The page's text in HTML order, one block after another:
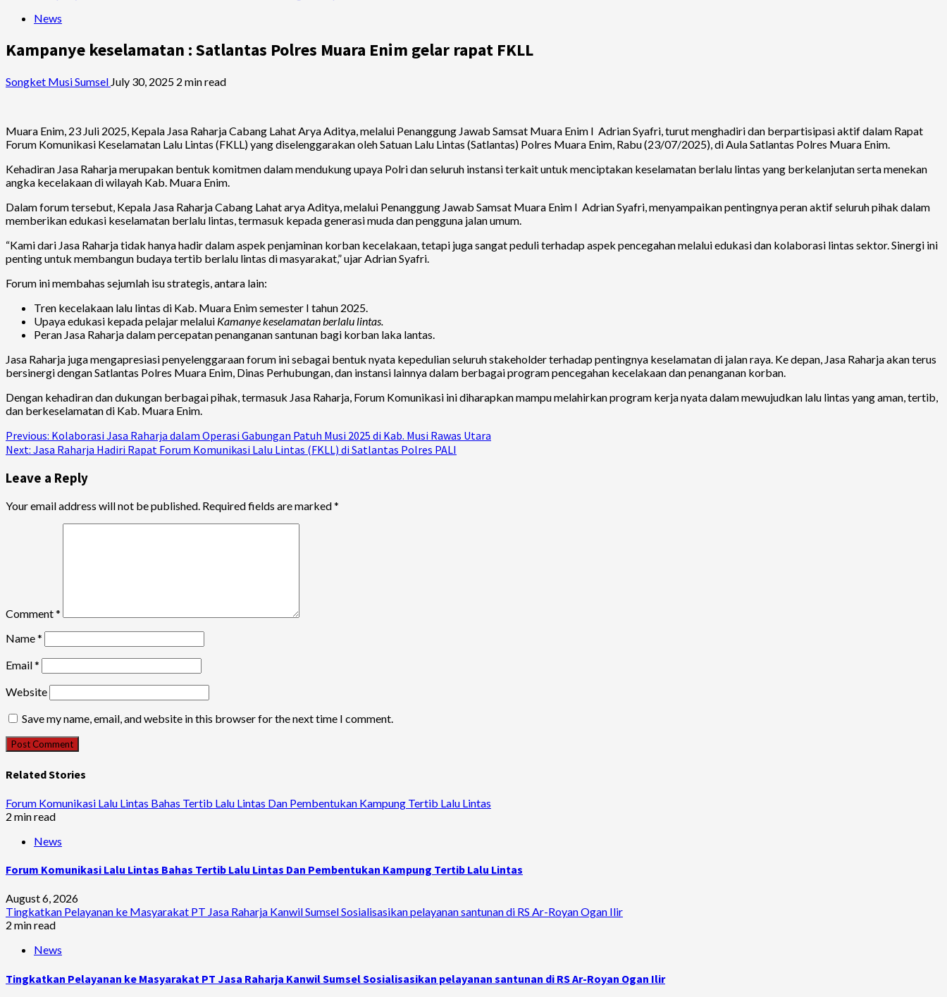
News
Kampanye keselamatan : Satlantas Polres Muara Enim gelar rapat FKLL
Songket Musi Sumsel July 30, 2025 2 min read
Muara Enim, 23 Juli 2025, Kepala Jasa Raharja Cabang Lahat Arya Aditya, melalui Penanggung Jawab Samsat Muara Enim I Adrian Syafri, turut menghadiri dan berpartisipasi aktif dalam Rapat
Forum Komunikasi Keselamatan Lalu Lintas (FKLL) yang diselenggarakan oleh Satuan Lalu Lintas (Satlantas) Polres Muara Enim, Rabu (23/07/2025), di Aula Satlantas Polres Muara Enim.
Kehadiran Jasa Raharja merupakan bentuk komitmen dalam mendukung upaya Polri dan seluruh instansi terkait untuk menciptakan keselamatan berlalu lintas yang berkelanjutan serta menekan
angka kecelakaan di wilayah Kab. Muara Enim.
Dalam forum tersebut, Kepala Jasa Raharja Cabang Lahat arya Aditya, melalui Penanggung Jawab Samsat Muara Enim I Adrian Syafri, menyampaikan pentingnya peran aktif seluruh pihak dalam
memberikan edukasi keselamatan berlalu lintas, termasuk kepada generasi muda dan pengguna jalan umum.
“Kami dari Jasa Raharja tidak hanya hadir dalam aspek penjaminan korban kecelakaan, tetapi juga sangat peduli terhadap aspek pencegahan melalui edukasi dan kolaborasi lintas sektor. Sinergi ini
penting untuk membangun budaya tertib berlalu lintas di masyarakat,” ujar Adrian Syafri.
Forum ini membahas sejumlah isu strategis, antara lain:
Tren kecelakaan lalu lintas di Kab. Muara Enim semester I tahun 2025.
Upaya edukasi kepada pelajar melalui Kamanye keselamatan berlalu lintas.
Peran Jasa Raharja dalam percepatan penanganan santunan bagi korban laka lantas.
Jasa Raharja juga mengapresiasi penyelenggaraan forum ini sebagai bentuk nyata kepedulian seluruh stakeholder terhadap pentingnya keselamatan di jalan raya. Ke depan, Jasa Raharja akan terus
bersinergi dengan Satlantas Polres Muara Enim, Dinas Perhubungan, dan instansi lainnya dalam berbagai program pencegahan kecelakaan dan penanganan korban.
Dengan kehadiran dan dukungan berbagai pihak, termasuk Jasa Raharja, Forum Komunikasi ini diharapkan mampu melahirkan program kerja nyata dalam mewujudkan lalu lintas yang aman, tertib,
dan berkeselamatan di Kab. Muara Enim.
Continue
Reading
Previous: Kolaborasi Jasa Raharja dalam Operasi Gabungan Patuh Musi 2025 di Kab. Musi Rawas Utara
Next: Jasa Raharja Hadiri Rapat Forum Komunikasi Lalu Lintas (FKLL) di Satlantas Polres PALI
Leave a Reply
Your email address will not be published. Required fields are marked*
Comment*
Name*
Email*
Website
Save my name, email, and website in this browser for the next time I comment.
Related Stories
Forum Komunikasi Lalu Lintas Bahas Tertib Lalu Lintas Dan Pembentukan Kampung Tertib Lalu Lintas
2 min read
News
Forum Komunikasi Lalu Lintas Bahas Tertib Lalu Lintas Dan Pembentukan Kampung Tertib Lalu Lintas
August 6, 2026
Tingkatkan Pelayanan ke Masyarakat PT Jasa Raharja Kanwil Sumsel Sosialisasikan pelayanan santunan di RS Ar-Royan Ogan Ilir
2 min read
News
Tingkatkan Pelayanan ke Masyarakat PT Jasa Raharja Kanwil Sumsel Sosialisasikan pelayanan santunan di RS Ar-Royan Ogan Ilir